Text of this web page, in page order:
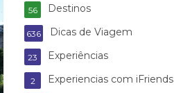
Destinos
56
Dicas de Viagem
636
Experiências
23
Experiencias com iFriends
2